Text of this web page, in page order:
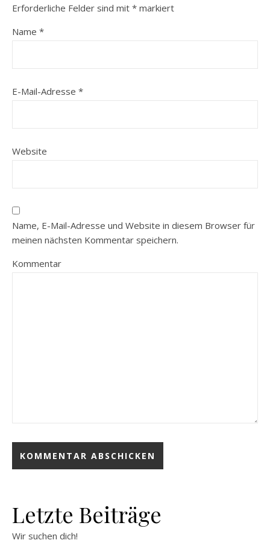
Erforderliche Felder sind mit * markiert
Name *
E-Mail-Adresse *
Website
Name, E-Mail-Adresse und Website in diesem Browser für
meinen nächsten Kommentar speichern.
Kommentar
Letzte Beiträge
Wir suchen dich!